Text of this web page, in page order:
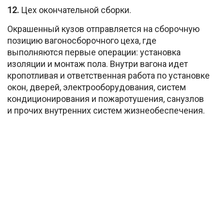
12. Цех окончательной сборки.
Окрашенный кузов отправляется на сборочную
позицию вагоносборочного цеха, где
выполняются первые операции: установка
изоляции и монтаж пола. Внутри вагона идет
кропотливая и ответственная работа по установке
окон, дверей, электрооборудования, систем
кондиционирования и пожаротушения, санузлов
и прочих внутренних систем жизнеобеспечения.